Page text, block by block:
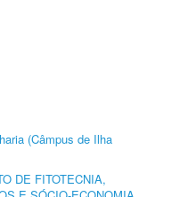
(Câmpus de Ilha
DE FITOTECNIA,